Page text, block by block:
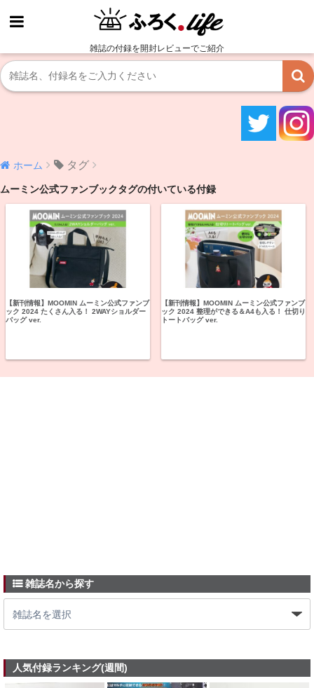
雑誌の付録を開封レビューでご紹介
ホーム タグ
ムーミン公式ファンブックタグの付いている付録
【新刊情報】MOOMIN ムーミン公式ファンブ
ック 2024 たくさん入る！ 2WAYショルダー
バッグ ver.
【新刊情報】MOOMIN ムーミン公式ファンブ
ック 2024 整理ができる＆A4も入る！ 仕切り
トートバッグ ver.
雑誌名から探す
人気付録ランキング(週間)